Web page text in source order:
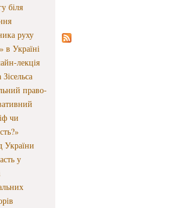
біля
руху
в Україні
лекція
право-
чи
України
у